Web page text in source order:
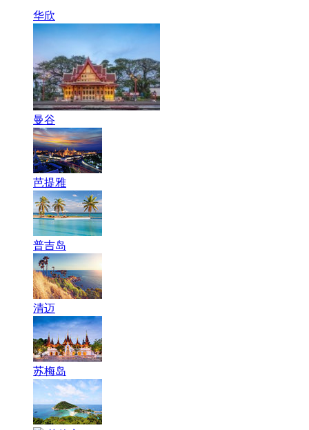
华欣
曼谷
芭提雅
普吉岛
清迈
苏梅岛